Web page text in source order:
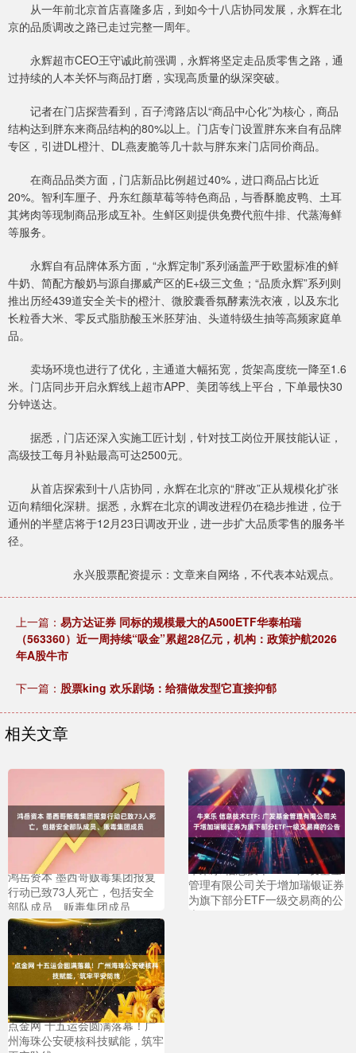
从一年前北京首店喜隆多店，到如今十八店协同发展，永辉在北
京的品质调改之路已走过完整一周年。
永辉超市CEO王守诚此前强调，永辉将坚定走品质零售之路，通
过持续的人本关怀与商品打磨，实现高质量的纵深突破。
记者在门店探营看到，百子湾路店以“商品中心化”为核心，商品
结构达到胖东来商品结构的80%以上。门店专门设置胖东来自有品牌
专区，引进DL橙汁、DL燕麦脆等几十款与胖东来门店同价商品。
在商品品类方面，门店新品比例超过40%，进口商品占比近
20%。智利车厘子、丹东红颜草莓等特色商品，与香酥脆皮鸭、土耳
其烤肉等现制商品形成互补。生鲜区则提供免费代煎牛排、代蒸海鲜
等服务。
永辉自有品牌体系方面，“永辉定制”系列涵盖严于欧盟标准的鲜
牛奶、简配方酸奶与源自挪威产区的E+级三文鱼；“品质永辉”系列则
推出历经439道安全关卡的橙汁、微胶囊香氛酵素洗衣液，以及东北
长粒香大米、零反式脂肪酸玉米胚芽油、头道特级生抽等高频家庭单
品。
卖场环境也进行了优化，主通道大幅拓宽，货架高度统一降至1.6
米。门店同步开启永辉线上超市APP、美团等线上平台，下单最快30
分钟送达。
据悉，门店还深入实施工匠计划，针对技工岗位开展技能认证，
高级技工每月补贴最高可达2500元。
从首店探索到十八店协同，永辉在北京的“胖改”正从规模化扩张
迈向精细化深耕。据悉，永辉在北京的调改进程仍在稳步推进，位于
通州的半壁店将于12月23日调改开业，进一步扩大品质零售的服务半
径。
永兴股票配资提示：文章来自网络，不代表本站观点。
上一篇： 易方达证券 同标的规模最大的A500ETF华泰柏瑞
（563360）近一周持续“吸金”累超28亿元，机构：政策护航2026
年A股牛市
下一篇： 股票king 欢乐剧场：给猫做发型它直接抑郁
相关文章
鸿岳资本 墨西哥贩毒集团报复
行动已致73人死亡，包括安全
部队成员、贩毒集团成员
牛来乐 信息技术ETF: 广发基金
管理有限公司关于增加瑞银证券
为旗下部分ETF一级交易商的公
告
点金网 十五运会圆满落幕！广
州海珠公安硬核科技赋能，筑牢